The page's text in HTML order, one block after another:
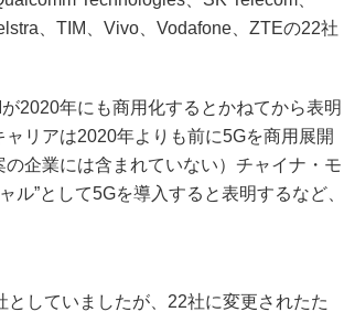
、TIM、Vivo、Vodafone、ZTEの22社
2020年にも商用化するとかねてから表明
リアは2020年よりも前に5Gを商用展開
企業には含まれていない）チャイナ・モ
ル”として5Gを導入すると表明するなど、
していましたが、22社に変更されたた